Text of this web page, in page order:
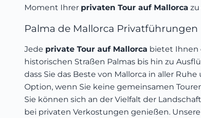
Moment Ihrer privaten Tour auf Mallorca
Palma de Mallorca Privatführungen
Jede private Tour auf Mallorca bietet Ihnen
historischen Straßen Palmas bis hin zu
dass Sie das Beste von Mallorca in aller
Option, wenn Sie keine gemeinsamen
Sie können sich an der Vielfalt der
bei privaten Verkostungen genießen.